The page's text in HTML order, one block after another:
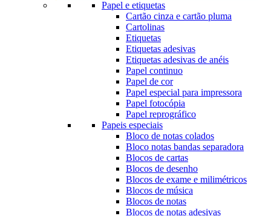
Papel e etiquetas
Cartão cinza e cartão pluma
Cartolinas
Etiquetas
Etiquetas adesivas
Etiquetas adesivas de anéis
Papel continuo
Papel de cor
Papel especial para impressora
Papel fotocópia
Papel reprográfico
Papeis especiais
Bloco de notas colados
Bloco notas bandas separadora
Blocos de cartas
Blocos de desenho
Blocos de exame e milimétricos
Blocos de música
Blocos de notas
Blocos de notas adesivas